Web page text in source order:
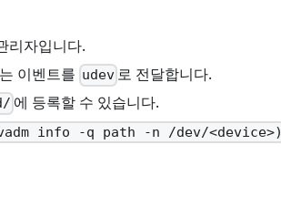
리자입니다.
이벤트를 udev 로 전달합니다.
에 등록할 수 있습니다.
info -q path -n /dev/<device>)